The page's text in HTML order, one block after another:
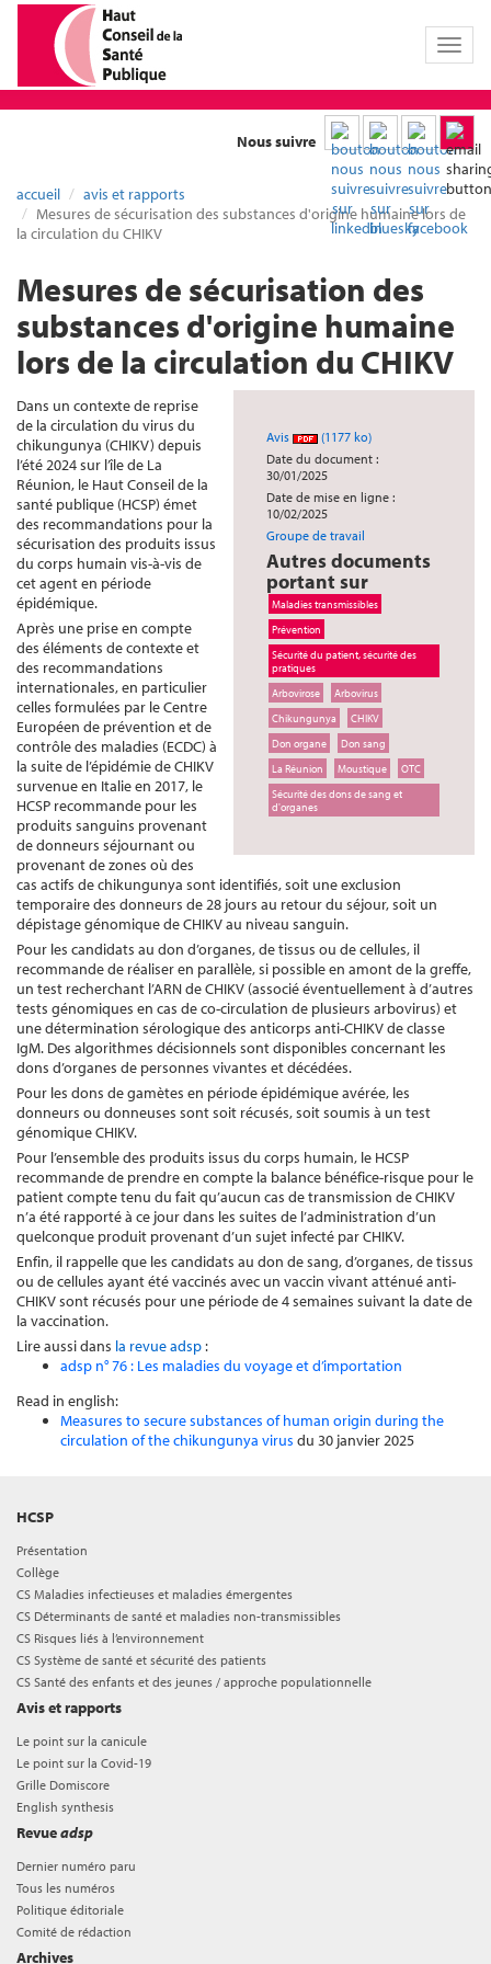
Toggle
Nous suivre
accueil
avis et rapports
Mesures de sécurisation des substances d'origine humaine lors de
la circulation du CHIKV
Mesures de sécurisation des
substances d'origine humaine
lors de la circulation du CHIKV
Avis
(1177 ko)
Date du document :
30/01/2025
Date de mise en ligne :
10/02/2025
Groupe de travail
Autres documents
portant sur
Maladies transmissibles
Prévention
Sécurité du patient, sécurité des
pratiques
Arbovirose
Arbovirus
Chikungunya
CHIKV
Don organe
Don sang
La Réunion
Moustique
OTC
Sécurité des dons de sang et
d'organes
Dans un contexte de reprise
de la circulation du virus du
chikungunya (CHIKV) depuis
l’été 2024 sur l’île de La
Réunion, le Haut Conseil de la
santé publique (HCSP) émet
des recommandations pour la
sécurisation des produits issus
du corps humain vis-à-vis de
cet agent en période
épidémique.
Après une prise en compte
des éléments de contexte et
des recommandations
internationales, en particulier
celles formulées par le Centre
Européen de prévention et de
contrôle des maladies (ECDC) à
la suite de l’épidémie de CHIKV
survenue en Italie en 2017, le
HCSP recommande pour les
produits sanguins provenant
de donneurs séjournant ou
provenant de zones où des
cas actifs de chikungunya sont identifiés, soit une exclusion
temporaire des donneurs de 28 jours au retour du séjour, soit un
dépistage génomique de CHIKV au niveau sanguin.
Pour les candidats au don d’organes, de tissus ou de cellules, il
recommande de réaliser en parallèle, si possible en amont de la greffe,
un test recherchant l’ARN de CHIKV (associé éventuellement à d’autres
tests génomiques en cas de co-circulation de plusieurs arbovirus) et
une détermination sérologique des anticorps anti-CHIKV de classe
IgM. Des algorithmes décisionnels sont disponibles concernant les
dons d’organes de personnes vivantes et décédées.
Pour les dons de gamètes en période épidémique avérée, les
donneurs ou donneuses sont soit récusés, soit soumis à un test
génomique CHIKV.
Pour l’ensemble des produits issus du corps humain, le HCSP
recommande de prendre en compte la balance bénéfice-risque pour le
patient compte tenu du fait qu’aucun cas de transmission de CHIKV
n’a été rapporté à ce jour dans les suites de l’administration d’un
quelconque produit provenant d’un sujet infecté par CHIKV.
Enfin, il rappelle que les candidats au don de sang, d’organes, de tissus
ou de cellules ayant été vaccinés avec un vaccin vivant atténué anti-
CHIKV sont récusés pour une période de 4 semaines suivant la date de
la vaccination.
Lire aussi dans la revue adsp:
adsp n° 76 : Les maladies du voyage et d’importation
Read in english:
Measures to secure substances of human origin during the
circulation of the chikungunya virus du 30 janvier 2025
HCSP
Présentation
Collège
CS Maladies infectieuses et maladies émergentes
CS Déterminants de santé et maladies non-transmissibles
CS Risques liés à l’environnement
CS Système de santé et sécurité des patients
CS Santé des enfants et des jeunes / approche populationnelle
Avis et rapports
Le point sur la canicule
Le point sur la Covid-19
Grille Domiscore
English synthesis
Revueadsp
Dernier numéro paru
Tous les numéros
Politique éditoriale
Comité de rédaction
Archives